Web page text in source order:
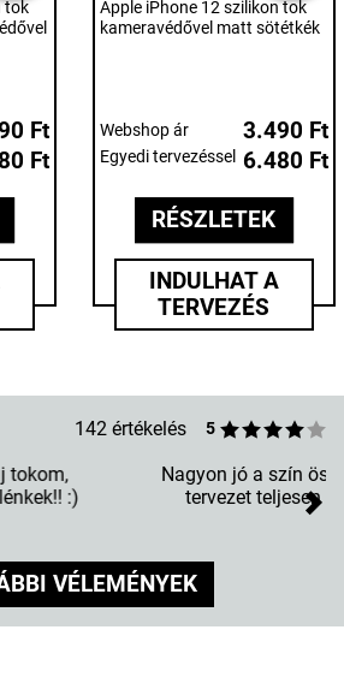
tok
Ft
Ft
Apple iPhone 12 szilikon tok
kameravédővel matt sötétkék
Webshop ár 3.490 Ft
Egyedi tervezéssel 6.480 Ft
RÉSZLETEK
INDULHAT A
TERVEZÉS
142 értékelés 5
Erősek a színek és
megvalósítja végeredményt.
VÉLEMÉNYEK